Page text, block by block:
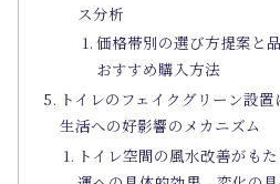
ス分析
価格帯別の選び方提案と
おすすめ購入方法
トイレのフェイクグリーン設
生活への好影響のメカニズム
トイレ空間の風水改善がも